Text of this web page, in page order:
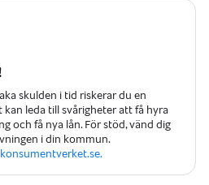
bjuder vi på 1 månad
skulden i tid riskerar du en
leda till svårigheter att få hyra
och få nya lån. För stöd, vänd dig
i din kommun.
konsumentverket.se.